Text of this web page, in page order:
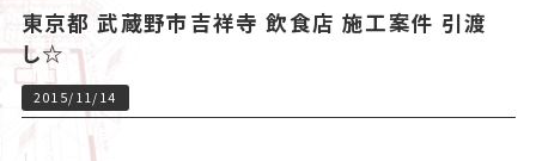
東京都 武蔵野市吉祥寺 飲食店 施工案件 引渡
し☆
2015/11/14